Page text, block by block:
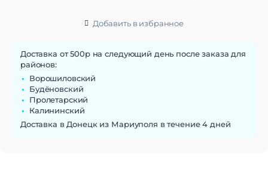
Добавить в избранное
Доставка от 500р на следующий день после заказа для
районов:
Ворошиловский
Будёновский
Пролетарский
Калининский
Доставка в Донецк из Мариуполя в течение 4 дней